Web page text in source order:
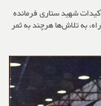
شهید ستاری فرمانده
به تلاش‌ها هرچند به ثمر